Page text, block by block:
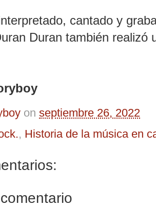
cantado y
Duran también realizó
on septiembre 26, 2022
, Historia de la música en